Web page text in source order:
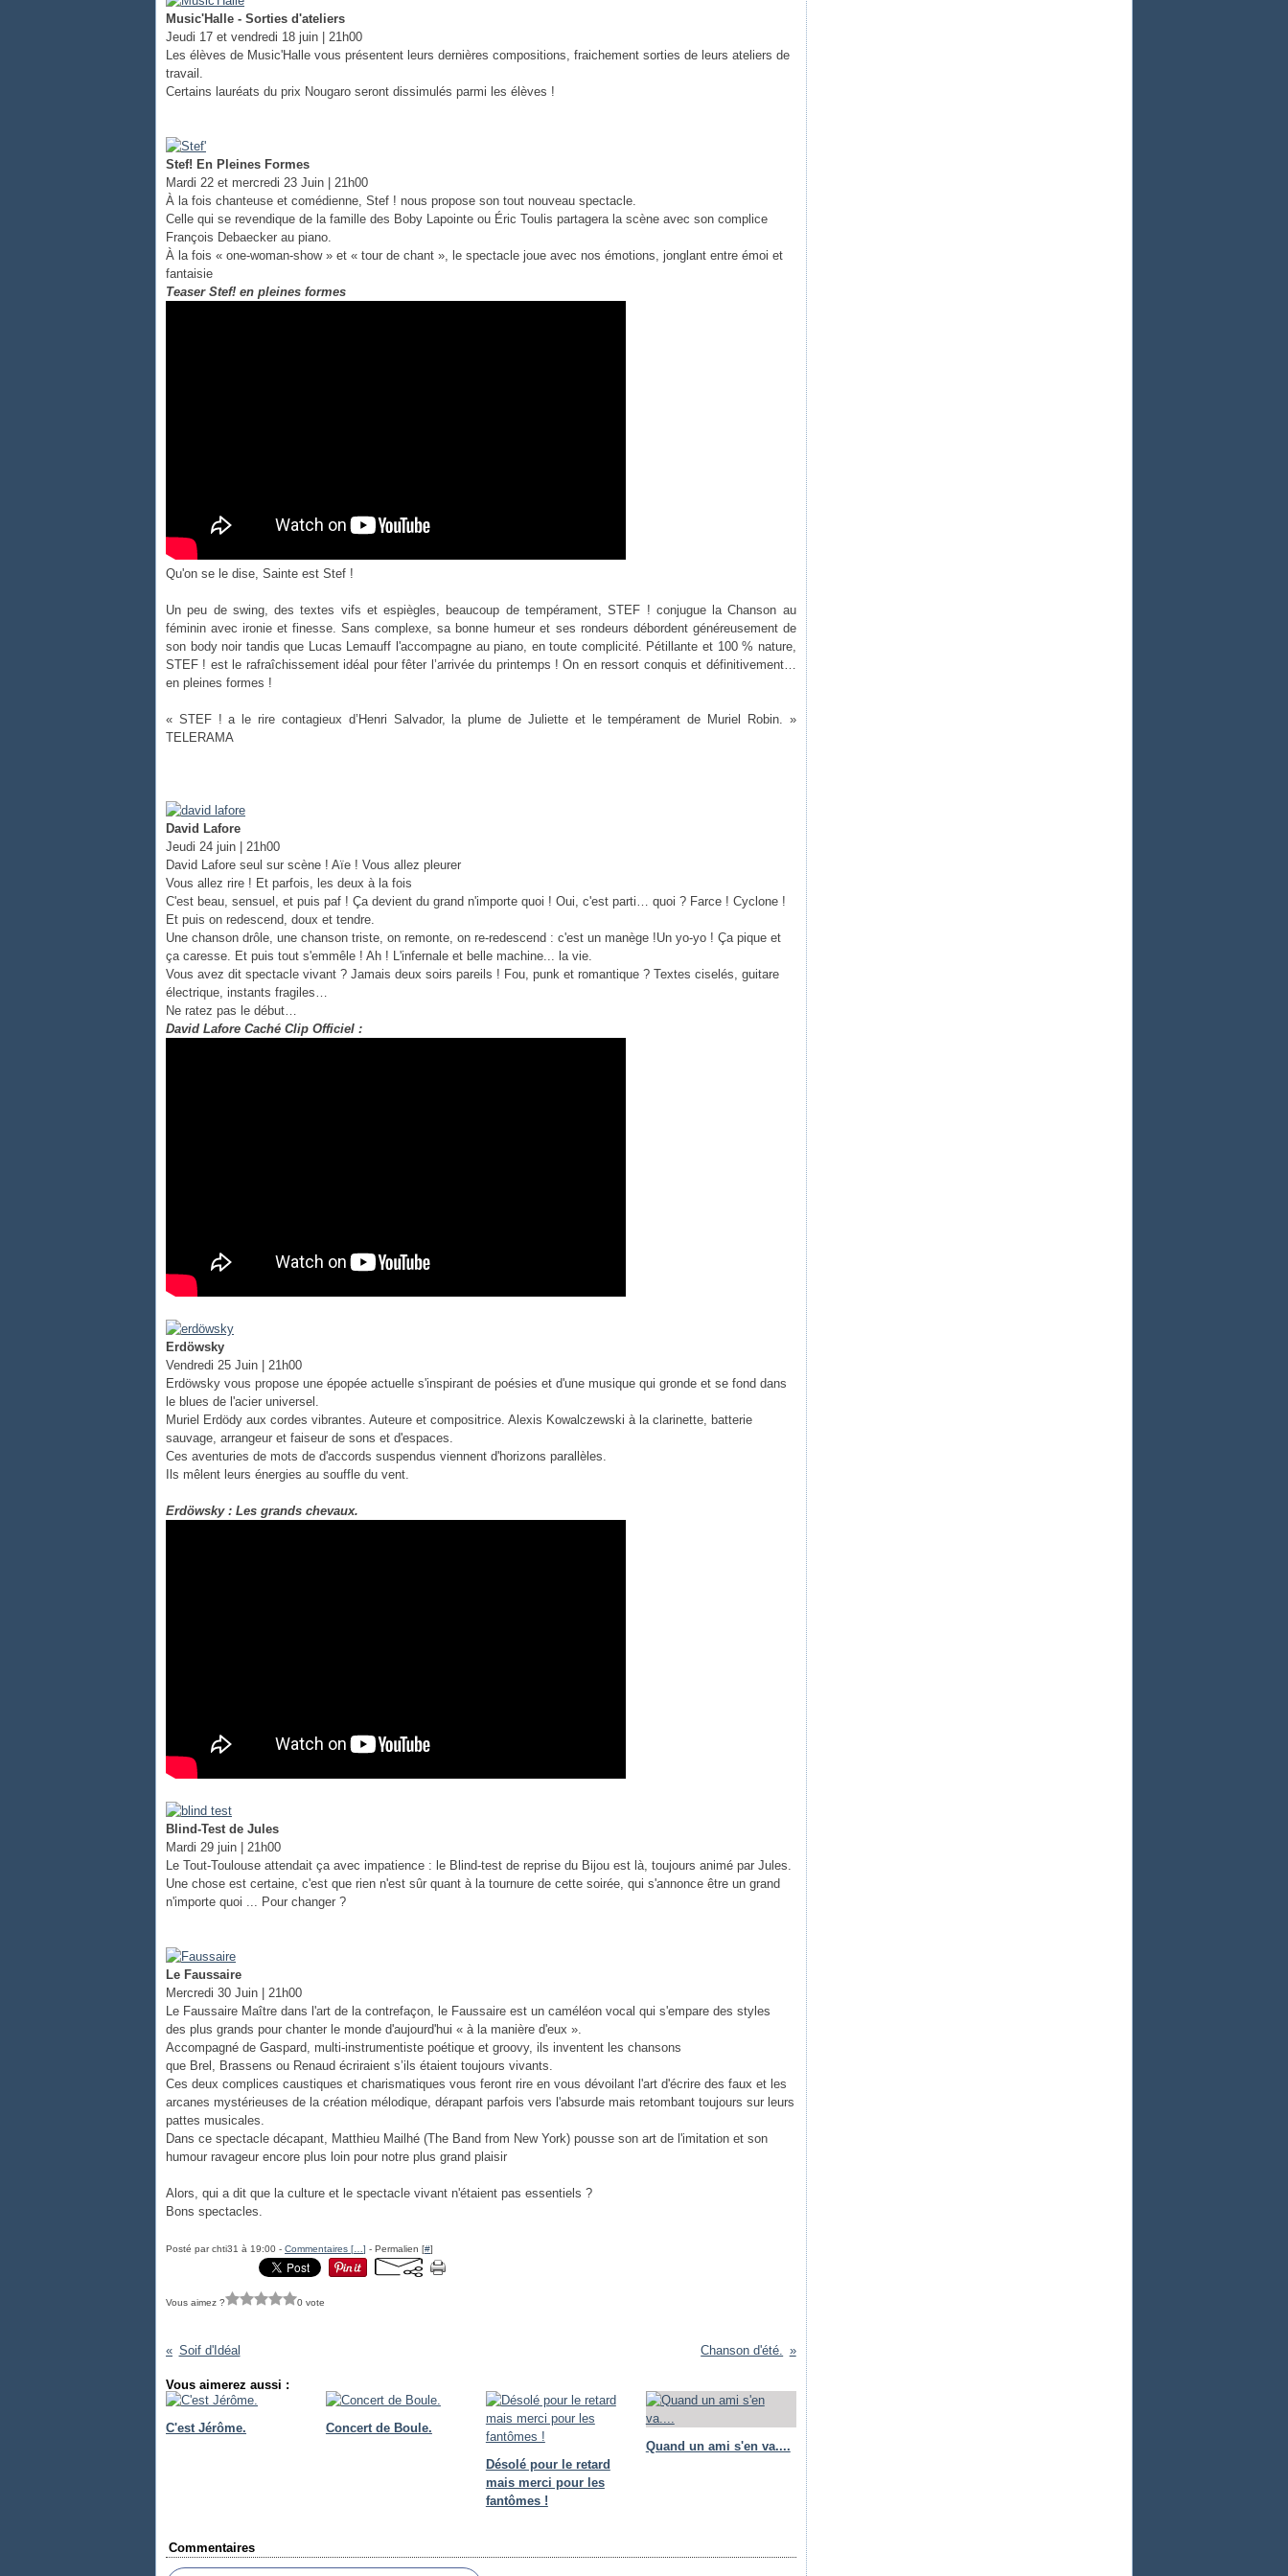
Music'Halle - Sorties d'ateliers
Jeudi 17 et vendredi 18 juin | 21h00
Les élèves de Music'Halle vous présentent leurs dernières compositions, fraichement sorties de leurs ateliers de
travail.
Certains lauréats du prix Nougaro seront dissimulés parmi les élèves !
Stef! En Pleines Formes
Mardi 22 et mercredi 23 Juin | 21h00
À la fois chanteuse et comédienne, Stef ! nous propose son tout nouveau spectacle.
Celle qui se revendique de la famille des Boby Lapointe ou Éric Toulis partagera la scène avec son complice
François Debaecker au piano.
​À la fois « one-woman-show » et « tour de chant », le spectacle joue avec nos émotions, jonglant entre émoi et
fantaisie
Teaser Stef! en pleines formes
Qu'on se le dise, Sainte est Stef !
Un peu de swing, des textes vifs et espiègles, beaucoup de tempérament, STEF ! conjugue la Chanson au
féminin avec ironie et finesse. Sans complexe, sa bonne humeur et ses rondeurs débordent généreusement de
son body noir tandis que Lucas Lemauff l'accompagne au piano, en toute complicité. Pétillante et 100 % nature,
STEF ! est le rafraîchissement idéal pour fêter l’arrivée du printemps ! On en ressort conquis et définitivement…
en pleines formes !
« STEF ! a le rire contagieux d’Henri Salvador, la plume de Juliette et le tempérament de Muriel Robin. »
TELERAMA
David Lafore
Jeudi 24 juin | 21h00
David Lafore seul sur scène ! Aïe ! Vous allez pleurer
Vous allez rire ! Et parfois, les deux à la fois
C'est beau, sensuel, et puis paf ! Ça devient du grand n'importe quoi ! Oui, c'est parti… quoi ? Farce ! Cyclone !
Et puis on redescend, doux et tendre.
Une chanson drôle, une chanson triste, on remonte, on re-redescend : c'est un manège !Un yo-yo ! Ça pique et
ça caresse. Et puis tout s'emmêle ! Ah ! L'infernale et belle machine... la vie.
Vous avez dit spectacle vivant ? Jamais deux soirs pareils ! Fou, punk et romantique ? Textes ciselés, guitare
électrique, instants fragiles…
Ne ratez pas le début…
David Lafore Caché Clip Officiel :
Erdöwsky
Vendredi 25 Juin | 21h00
Erdöwsky vous propose une épopée actuelle s'inspirant de poésies et d'une musique qui gronde et se fond dans
le blues de l'acier universel.
​Muriel Erdödy aux cordes vibrantes. Auteure et compositrice. Alexis Kowalczewski à la clarinette, batterie
sauvage, arrangeur et faiseur de sons et d'espaces.
Ces aventuries de mots de d'accords suspendus viennent d'horizons parallèles.
Ils mêlent leurs énergies au souffle du vent.
Erdöwsky : Les grands chevaux.
Blind-Test de Jules
Mardi 29 juin | 21h00
Le Tout-Toulouse attendait ça avec impatience : le Blind-test de reprise du Bijou est là, toujours animé par Jules.
Une chose est certaine, c'est que rien n'est sûr quant à la tournure de cette soirée, qui s'annonce être un grand
n'importe quoi ... Pour changer ?
Le Faussaire
Mercredi 30 Juin | 21h00
Le Faussaire Maître dans l'art de la contrefaçon, le Faussaire est un caméléon vocal qui s'empare des styles
des plus grands pour chanter le monde d'aujourd'hui « à la manière d'eux ».
Accompagné de Gaspard, multi-instrumentiste poétique et groovy, ils inventent les chansons
que Brel, Brassens ou Renaud écriraient s’ils étaient toujours vivants.
Ces deux complices caustiques et charismatiques vous feront rire en vous dévoilant l'art d'écrire des faux et les
arcanes mystérieuses de la création mélodique, dérapant parfois vers l'absurde mais retombant toujours sur leurs
pattes musicales.
Dans ce spectacle décapant, Matthieu Mailhé (The Band from New York) pousse son art de l'imitation et son
humour ravageur encore plus loin pour notre plus grand plaisir
Alors, qui a dit que la culture et le spectacle vivant n'étaient pas essentiels ?
Bons spectacles.
Posté par chti31 à 19:00 - Commentaires [ ] - Permalien [#]
Vous aimez ? 0 vote
Soif d'Idéal Chanson d'été.
Vous aimerez aussi :
C'est Jérôme. Concert de Boule.
Désolé pour le retard
mais merci pour les
fantômes !
Quand un ami s'en va....
Commentaires